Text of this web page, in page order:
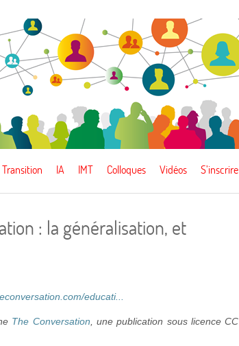
Transition IA IMT Colloques Vidéos S’inscrire
: la généralisation, et
educati...
The Conversation , une publication sous licence CC